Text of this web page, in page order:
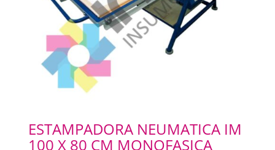
ESTAMPADORA NEUMATICA IM
100 X 80 CM MONOFASICA